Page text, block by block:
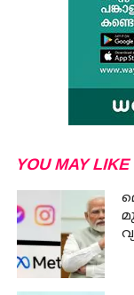
YOU MAY LIKE